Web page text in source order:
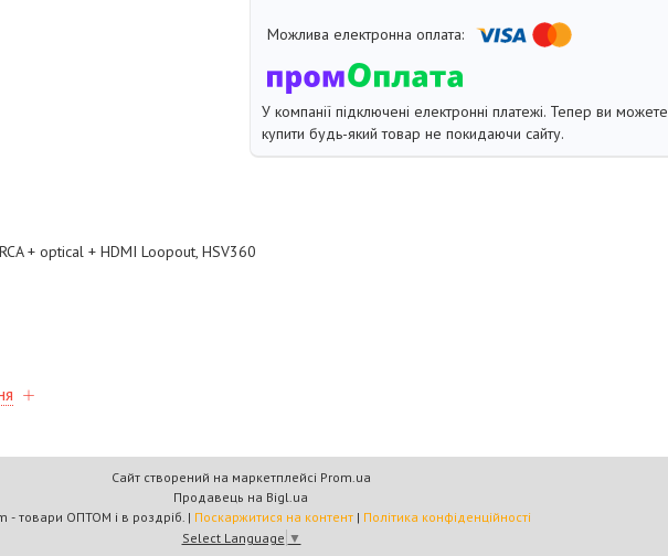
У компанії підключені електронні платежі. Тепер ви можете
купити будь-який товар не покидаючи сайту.
+ optical + HDMI Loopout, HSV360
Сайт створений на маркетплейсі Prom.ua
Продавець на Bigl.ua
Multicom - товари ОПТОМ і в роздріб. | Поскаржитися на контент | Політика конфіденційності
Select Language ▼